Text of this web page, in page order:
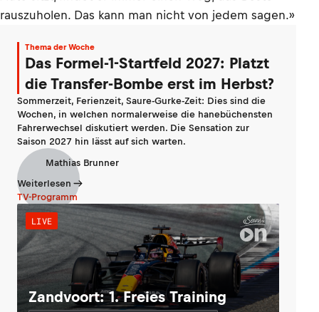
rauszuholen. Das kann man nicht von jedem sagen.»
Thema der Woche
Das Formel-1-Startfeld 2027: Platzt
die Transfer-Bombe erst im Herbst?
Sommerzeit, Ferienzeit, Saure-Gurke-Zeit: Dies sind die
Wochen, in welchen normalerweise die hanebüchensten
Fahrerwechsel diskutiert werden. Die Sensation zur
Saison 2027 hin lässt auf sich warten.
Mathias Brunner
Weiterlesen
TV-Programm
LIVE
Zandvoort: 1. Freies Training